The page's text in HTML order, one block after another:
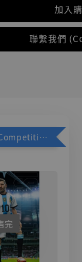
加入
聯繫我們
加購優惠【Competitive Toys 梅西 [CM001]】
完